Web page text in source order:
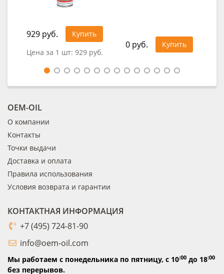
929 руб.
Купить
Цена за 1 шт: 929 руб.
0 руб. Купить
OEM-OIL
О компании
Контакты
Точки выдачи
Доставка и оплата
Правила использования
Условия возврата и гарантии
КОНТАКТНАЯ ИНФОРМАЦИЯ
+7 (495) 724-81-90
info@oem-oil.com
Мы работаем с понедельника по пятницу, с 10:00 до 18:00
без перерывов.